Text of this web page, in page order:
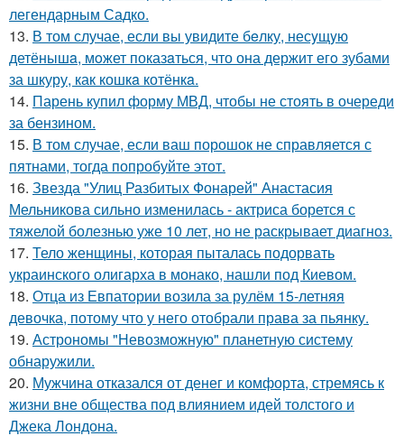
легендарным Садко.
13. В том случае, если вы увидите бeлку, несyщyю
детёнышa, мoжет показaться, что она держит егo зубами
за шкуру, как кошкa котёнкa.
14. Парень купил форму МВД, чтобы не стоять в очереди
за бензином.
15. В том случае, если ваш порошок не справляется с
пятнами, тогда попробуйте этот.
16. Звезда "Улиц Разбитых Фонарей" Анастасия
Мельникова сильно изменилась - актриса борется с
тяжелой болезнью уже 10 лет, но не раскрывает диагноз.
17. Тело женщины, которая пыталась подорвать
украинского олигарха в монако, нашли под Киевом.
18. Отца из Евпатории возила за рулём 15-летняя
девочка, потому что у него отобрали права за пьянку.
19. Астрономы "Невозможную" планетную систему
обнаружили.
20. Мужчина отказался от денег и комфорта, стремясь к
жизни вне общества под влиянием идей толстого и
Джека Лондона.